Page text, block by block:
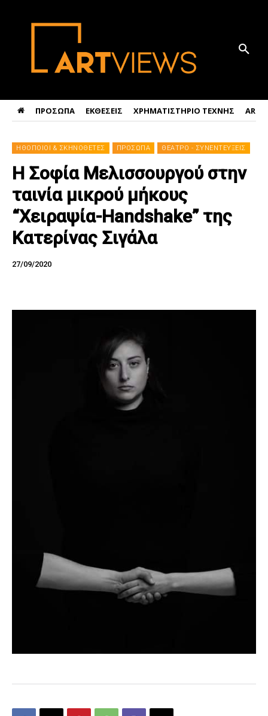
ΠΡΟΣΩΠΑ ΕΚΘΕΣΕΙΣ ΧΡΗΜΑΤΙΣΤΗΡΙΟ ΤΕΧΝΗΣ ART
ΗΘΟΠΟΙΟΙ & ΣΚΗΝΟΘΕΤΕΣ ΠΡΟΣΩΠΑ ΘΕΑΤΡΟ - ΣΥΝΕΝΤΕΥΞΕΙΣ
Η Σοφία Μελισσουργού στην
ταινία μικρού μήκους
“Χειραψία-Handshake” της
Κατερίνας Σιγάλα
27/09/2020